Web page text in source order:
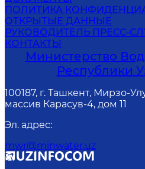
ПОЛИТИКА
ОТКРЫТЫЕ ДАННЫЕ
РУКОВОДИТЕЛЬ ПРЕСС-
КОНТАКТЫ
Министерство
Республики
100187, г. Ташкент, Мирзо-
массив Карасув-4, дом 11
Эл. адрес:
mwr@minwater.uz